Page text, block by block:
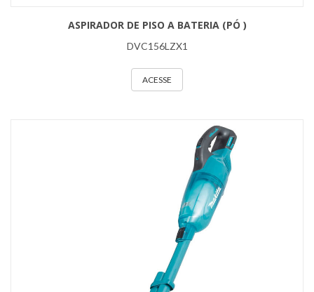
ASPIRADOR DE PISO A BATERIA (PÓ )
DVC156LZX1
ACESSE